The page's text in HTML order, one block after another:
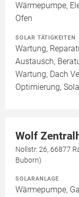
Wärmepumpe,
Ofen
SOLAR TÄTIGKEITEN
Wartung,
Austausch,
Wartung, Dach
Optimierung,
Wolf
Nollstr. 26, 66877
Buborn)
SOLARANLAGE
Wärmepumpe,